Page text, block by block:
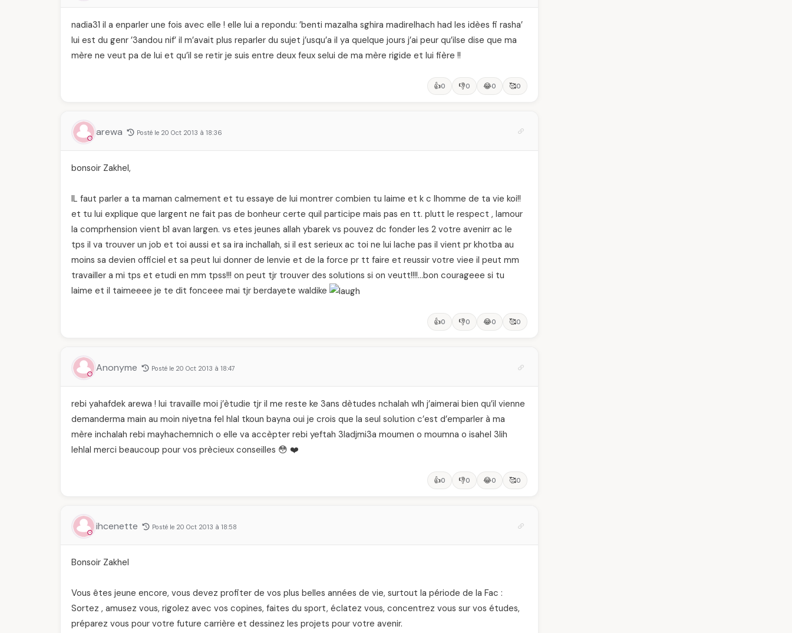
nadia31 il a enparler une fois avec elle ! elle lui a repondu: ’benti mazalha sghira madirelhach had les idèes fi rasha’
lui est du genr ’3andou nif’ il m’avait plus reparler du sujet j’usqu’a il ya quelque jours j’ai peur qu’ilse dise que ma
mère ne veut pa de lui et qu’il se retir je suis entre deux feux selui de ma mère rigide et lui fière !!
👍0 👎0 😂0 🥰0
arewa Posté le 20 Oct 2013 à 18:36
bonsoir Zakhel,
IL faut parler a ta maman calmement et tu essaye de lui montrer combien tu laime et k c lhomme de ta vie koi!!
et tu lui explique que largent ne fait pas de bonheur certe quil participe mais pas en tt. plutt le respect , lamour
la comprhension vient b1 avan largen. vs etes jeunes allah ybarek vs pouvez dc fonder les 2 votre avenirr ac le
tps il va trouver un job et toi aussi et sa ira inchallah, si il est serieux ac toi ne lui lache pas il vient pr khotba au
moins sa devien officiel et sa peut lui donner de lenvie et de la force pr tt faire et reussir votre viee il peut mm
travailler a mi tps et etudi en mm tpss!!! on peut tjr trouver des solutions si on veutt!!!!…bon courageee si tu
laime et il taimeeee je te dit fonceee mai tjr berdayete waldike
👍0 👎0 😂0 🥰0
Anonyme Posté le 20 Oct 2013 à 18:47
rebi yahafdek arewa ! lui travaille moi j’ètudie tjr il me reste ke 3ans dètudes nchalah wlh j’aimerai bien qu’il vienne
demanderma main au moin niyetna fel hlal tkoun bayna oui je crois que la seul solution c’est d’emparler à ma
mère inchalah rebi mayhachemnich o elle va accèpter rebi yeftah 3ladjmi3a moumen o moumna o isahel 3lih
lehlal merci beaucoup pour vos prècieux conseilles 😳 ❤️
👍0 👎0 😂0 🥰0
ihcenette Posté le 20 Oct 2013 à 18:58
Bonsoir Zakhel
Vous êtes jeune encore, vous devez profiter de vos plus belles années de vie, surtout la période de la Fac :
Sortez , amusez vous, rigolez avec vos copines, faites du sport, éclatez vous, concentrez vous sur vos études,
préparez vous pour votre future carrière et dessinez les projets pour votre avenir.